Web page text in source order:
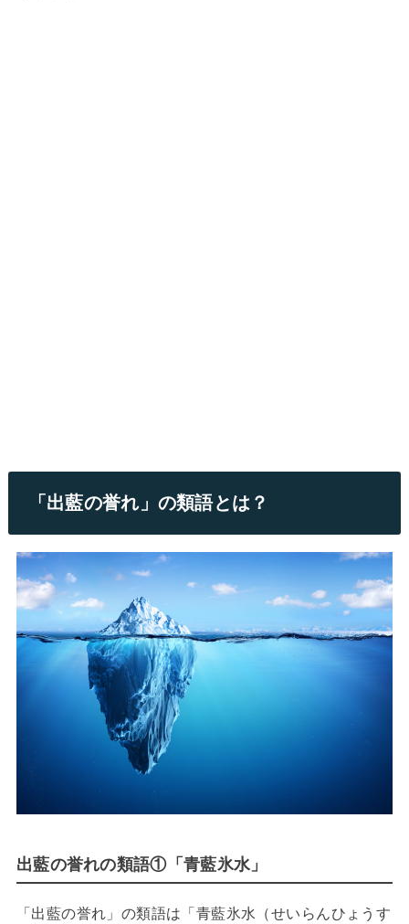
「出藍の誉れ」の類語とは？
出藍の誉れの類語①「青藍氷水」
「出藍の誉れ」の類語は「青藍氷水（せいらんひょうす